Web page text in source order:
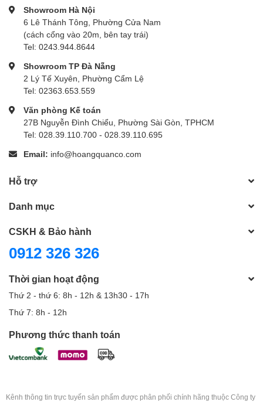
Showroom Hà Nội
6 Lê Thánh Tông, Phường Cửa Nam
(cách cổng vào 20m, bên tay trái)
Tel: 0243.944.8644
Showroom TP Đà Nẵng
2 Lý Tế Xuyên, Phường Cẩm Lệ
Tel: 02363.653.559
Văn phòng Kế toán
27B Nguyễn Đình Chiểu, Phường Sài Gòn, TPHCM
Tel: 028.39.110.700 - 028.39.110.695
Email: info@hoangquanco.com
Hỗ trợ
Danh mục
CSKH & Bảo hành
0912 326 326
Thời gian hoạt động
Thứ 2 - thứ 6: 8h - 12h & 13h30 - 17h
Thứ 7: 8h - 12h
Phương thức thanh toán
Kênh thông tin trực tuyến sản phẩm được phân phối chính hãng thuộc Công ty